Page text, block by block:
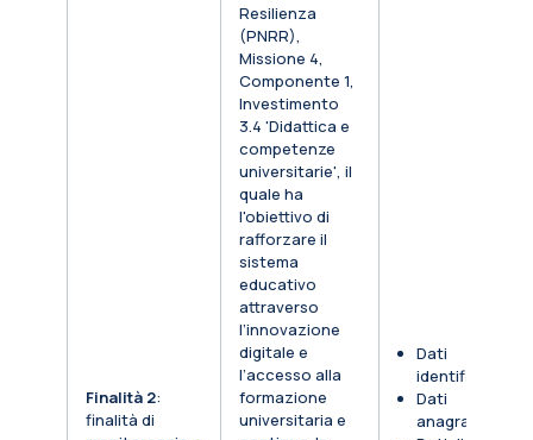
Finalità 2:
finalità di
Resilienza
(PNRR),
Missione 4,
Componente 1,
Investimento
3.4 'Didattica e
competenze
universitarie', il
quale ha
l'obiettivo di
rafforzare il
sistema
educativo
attraverso
l’innovazione
digitale e
l’accesso alla
formazione
universitaria e
Dati
identificativi
Dati
anagrafici